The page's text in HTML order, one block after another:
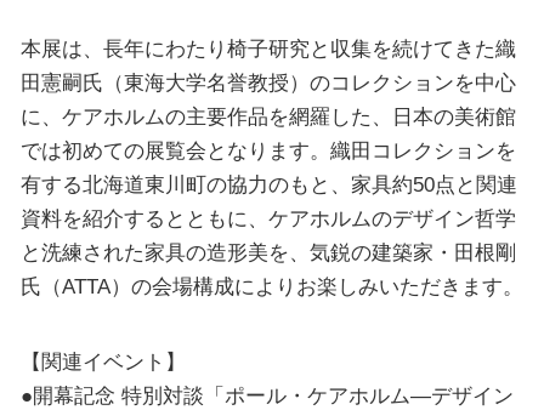
本展は、長年にわたり椅子研究と収集を続けてきた織
田憲嗣氏（東海大学名誉教授）のコレクションを中心
に、ケアホルムの主要作品を網羅した、日本の美術館
では初めての展覧会となります。織田コレクションを
有する北海道東川町の協力のもと、家具約50点と関連
資料を紹介するとともに、ケアホルムのデザイン哲学
と洗練された家具の造形美を、気鋭の建築家・田根剛
氏（ATTA）の会場構成によりお楽しみいただきます。
【関連イベント】
●開幕記念 特別対談「ポール・ケアホルム―デザイン